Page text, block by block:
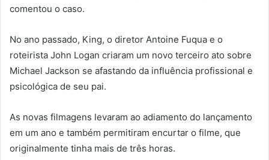
comentou o caso.
No ano passado, King, o diretor Antoine Fuqua e o
roteirista John Logan criaram um novo terceiro ato sobre
Michael Jackson se afastando da influência profissional e
psicológica de seu pai.
As novas filmagens levaram ao adiamento do lançamento
em um ano e também permitiram encurtar o filme, que
originalmente tinha mais de três horas.